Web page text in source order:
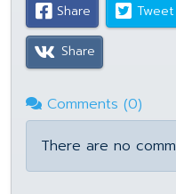
Share Tweet
Share
Comments (0)
There are no